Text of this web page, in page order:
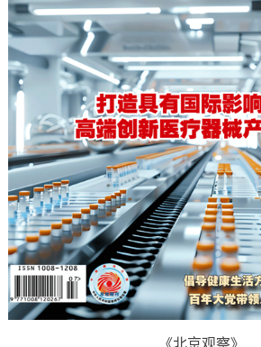
《北京观察》